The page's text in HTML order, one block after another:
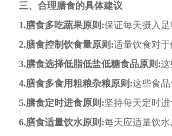
三、合理膳食的具体建议
1.膳食多吃蔬果原则:保证每天摄入
2.膳食控制饮食量原则:适量饮食对
3.膳食选择低脂低盐低糖食品原则:这
4.膳食多食用粗粮杂粮原则:这些食品
5.膳食定时进食原则:坚持每天定时
6.膳食适量饮水原则:每天应适量饮